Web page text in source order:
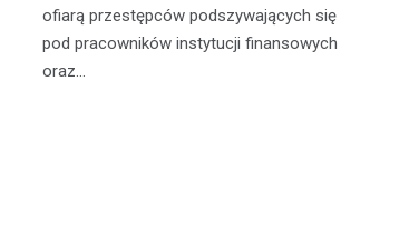
ofiarą przestępców podszywających się
pod pracowników instytucji finansowych
oraz…